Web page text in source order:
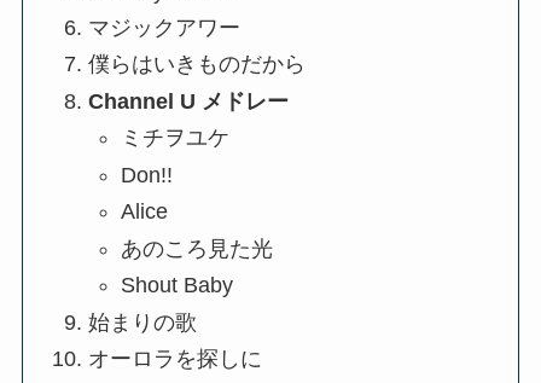
マジックアワー
僕らはいきものだから
Channel U メドレー
ミチヲユケ
Don!!
Alice
あのころ見た光
Shout Baby
始まりの歌
オーロラを探しに